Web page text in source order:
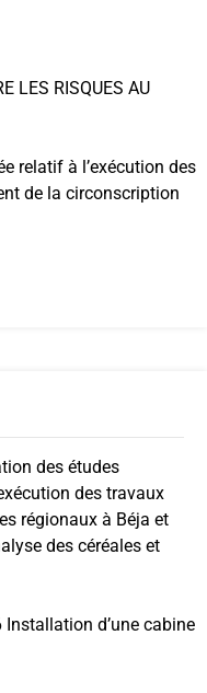
LES RISQUES AU
relatif à l’exécution des
de la circonscription
des études
des travaux
régionaux à Béja et
des céréales et
d’une cabine